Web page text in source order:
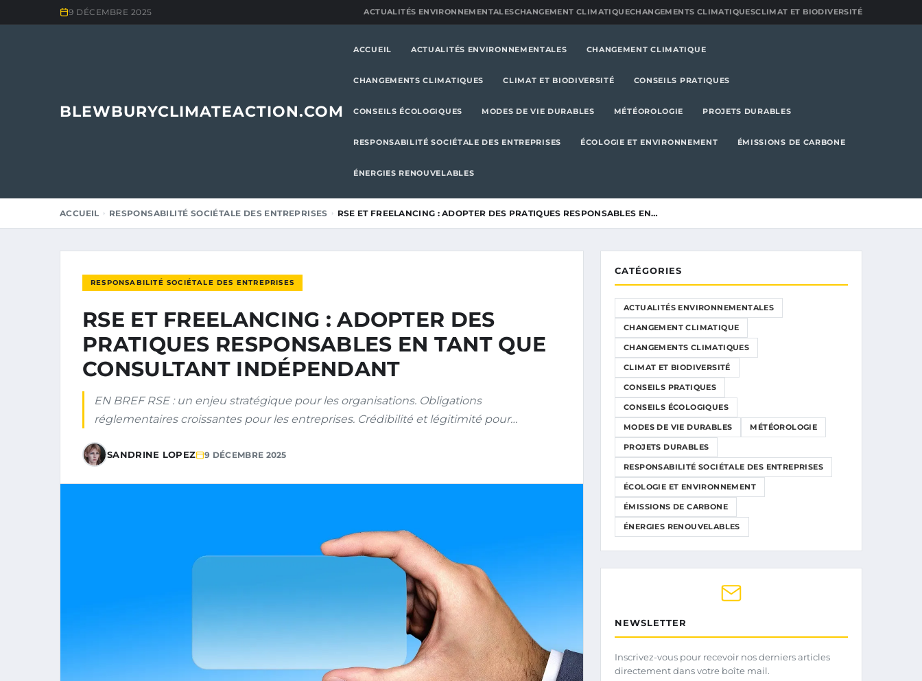
9 DÉCEMBRE 2025 ACTUALITÉS ENVIRONNEMENTALESCHANGEMENT CLIMATIQUECHANGEMENTS CLIMATIQUESCLIMAT ET BIODIVERSITÉ
BLEWBURYCLIMATEACTION.COM
ACCUEIL ACTUALITÉS ENVIRONNEMENTALES CHANGEMENT CLIMATIQUE
CHANGEMENTS CLIMATIQUES CLIMAT ET BIODIVERSITÉ CONSEILS PRATIQUES
CONSEILS ÉCOLOGIQUES MODES DE VIE DURABLES MÉTÉOROLOGIE PROJETS DURABLES
RESPONSABILITÉ SOCIÉTALE DES ENTREPRISES ÉCOLOGIE ET ENVIRONNEMENT ÉMISSIONS DE CARBONE
ÉNERGIES RENOUVELABLES
ACCUEIL RESPONSABILITÉ SOCIÉTALE DES ENTREPRISES RSE ET FREELANCING : ADOPTER DES PRATIQUES RESPONSABLES EN…
RESPONSABILITÉ SOCIÉTALE DES ENTREPRISES
RSE ET FREELANCING : ADOPTER DES
PRATIQUES RESPONSABLES EN TANT QUE
CONSULTANT INDÉPENDANT
EN BREF RSE : un enjeu stratégique pour les organisations. Obligations
réglementaires croissantes pour les entreprises. Crédibilité et légitimité pour…
SANDRINE LOPEZ 9 DÉCEMBRE 2025
CATÉGORIES
ACTUALITÉS ENVIRONNEMENTALES
CHANGEMENT CLIMATIQUE
CHANGEMENTS CLIMATIQUES
CLIMAT ET BIODIVERSITÉ
CONSEILS PRATIQUES
CONSEILS ÉCOLOGIQUES
MODES DE VIE DURABLES MÉTÉOROLOGIE
PROJETS DURABLES
RESPONSABILITÉ SOCIÉTALE DES ENTREPRISES
ÉCOLOGIE ET ENVIRONNEMENT
ÉMISSIONS DE CARBONE
ÉNERGIES RENOUVELABLES
NEWSLETTER
Inscrivez-vous pour recevoir nos derniers articles
directement dans votre boîte mail.